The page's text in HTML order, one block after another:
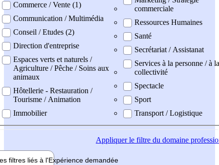
Commerce / Vente (1)
Communication / Multimédia
Conseil / Etudes (2)
Direction d'entreprise
Espaces verts et naturels /
Agriculture / Pêche / Soins aux
animaux
Hôtellerie - Restauration /
Tourisme / Animation
Immobilier
commerciale
Ressources Humaines
Santé
Secrétariat / Assistanat
Services à la personne / à la
collectivité
Spectacle
Sport
Transport / Logistique
Appliquerle filtre du domaine
filtres liés à l'Expérience demandée